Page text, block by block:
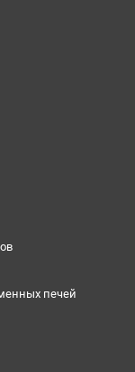
печей